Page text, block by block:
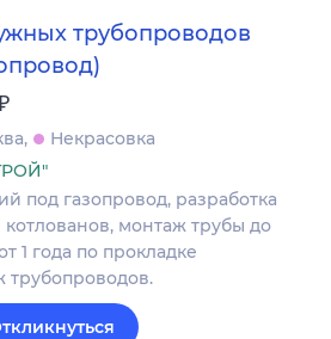
трубопроводов
Некрасовка
под газопровод, разработка
монтаж трубы до
1 года по прокладке
трубопроводов.